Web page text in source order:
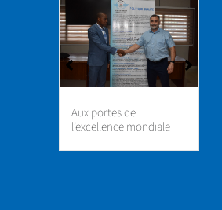
Aux portes de
l’excellence mondiale